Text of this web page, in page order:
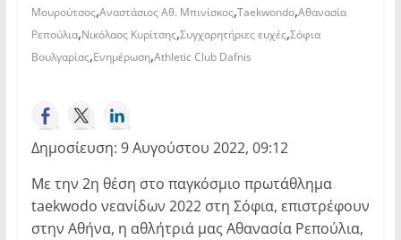
Μουρούτσος,Αναστάσιος Αθ. Μπινίσκος,Taekwondo,Αθανασία
Ρεπούλια,Νικόλαος Κυρίτσης,Συγχαρητήριες ευχές,Σόφια
Βουλγαρίας,Ενημέρωση,Athletic Club Dafnis
Δημοσίευση: 9 Αυγούστου 2022, 09:12
Με την 2η θέση στο παγκόσμιο πρωτάθλημα
taekwodo νεανίδων 2022 στη Σόφια, επιστρέφουν
στην Αθήνα, η αθλήτριά μας Αθανασία Ρεπούλια,